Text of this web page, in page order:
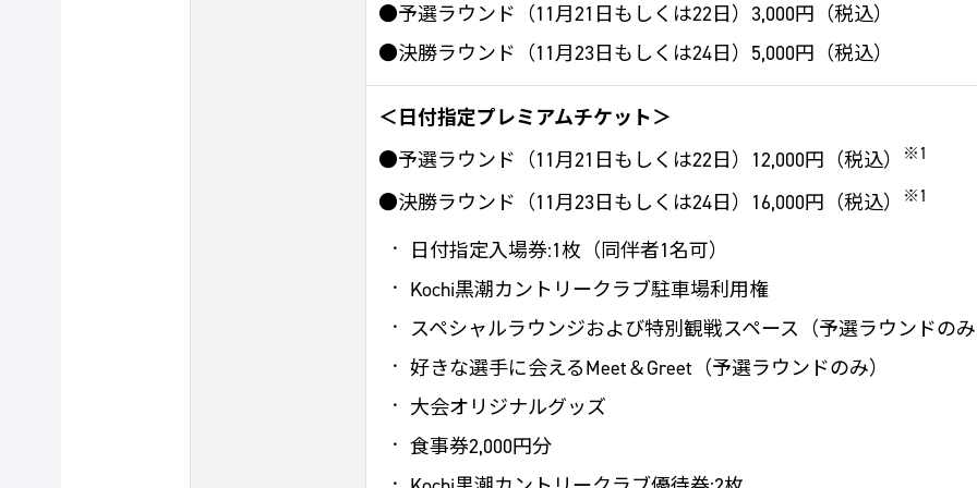
●予選ラウンド（11月21日もしくは22日）3,000円（税込）
●決勝ラウンド（11月23日もしくは24日）5,000円（税込）
＜日付指定プレミアムチケット＞
●予選ラウンド（11月21日もしくは22日）12,000円（税込）
※1
●決勝ラウンド（11月23日もしくは24日）16,000円（税込） ※1
日付指定入場券:1枚（同伴者1名可）
Kochi黒潮カントリークラブ駐車場利用権
スペシャルラウンジおよび特別観戦スペース（予選ラウンドの
好きな選手に会えるMeet＆Greet（予選ラウンドのみ）
大会オリジナルグッズ
食事券2,000円分